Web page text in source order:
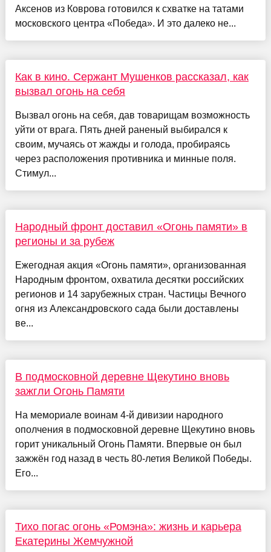
Аксенов из Коврова готовился к схватке на татами
московского центра «Победа». И это далеко не...
Как в кино. Сержант Мушенков рассказал, как
вызвал огонь на себя
Вызвал огонь на себя, дав товарищам возможность
уйти от врага. Пять дней раненый выбирался к
своим, мучаясь от жажды и голода, пробираясь
через расположения противника и минные поля.
Стимул...
Народный фронт доставил «Огонь памяти» в
регионы и за рубеж
Ежегодная акция «Огонь памяти», организованная
Народным фронтом, охватила десятки российских
регионов и 14 зарубежных стран. Частицы Вечного
огня из Александровского сада были доставлены
ве...
В подмосковной деревне Щекутино вновь
зажгли Огонь Памяти
На мемориале воинам 4-й дивизии народного
ополчения в подмосковной деревне Щекутино вновь
горит уникальный Огонь Памяти. Впервые он был
зажжён год назад в честь 80-летия Великой Победы.
Его...
Тихо погас огонь «Ромэна»: жизнь и карьера
Екатерины Жемчужной